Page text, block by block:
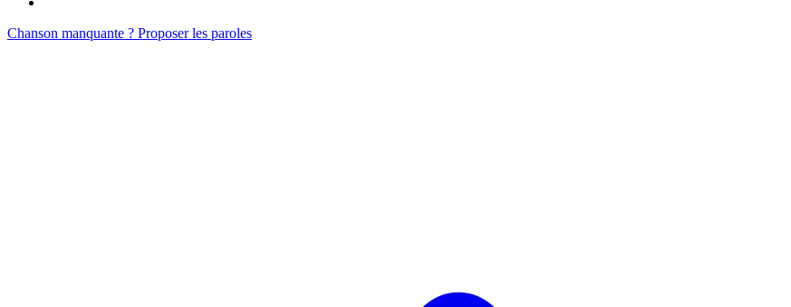
Chanson manquante ? Proposer les paroles